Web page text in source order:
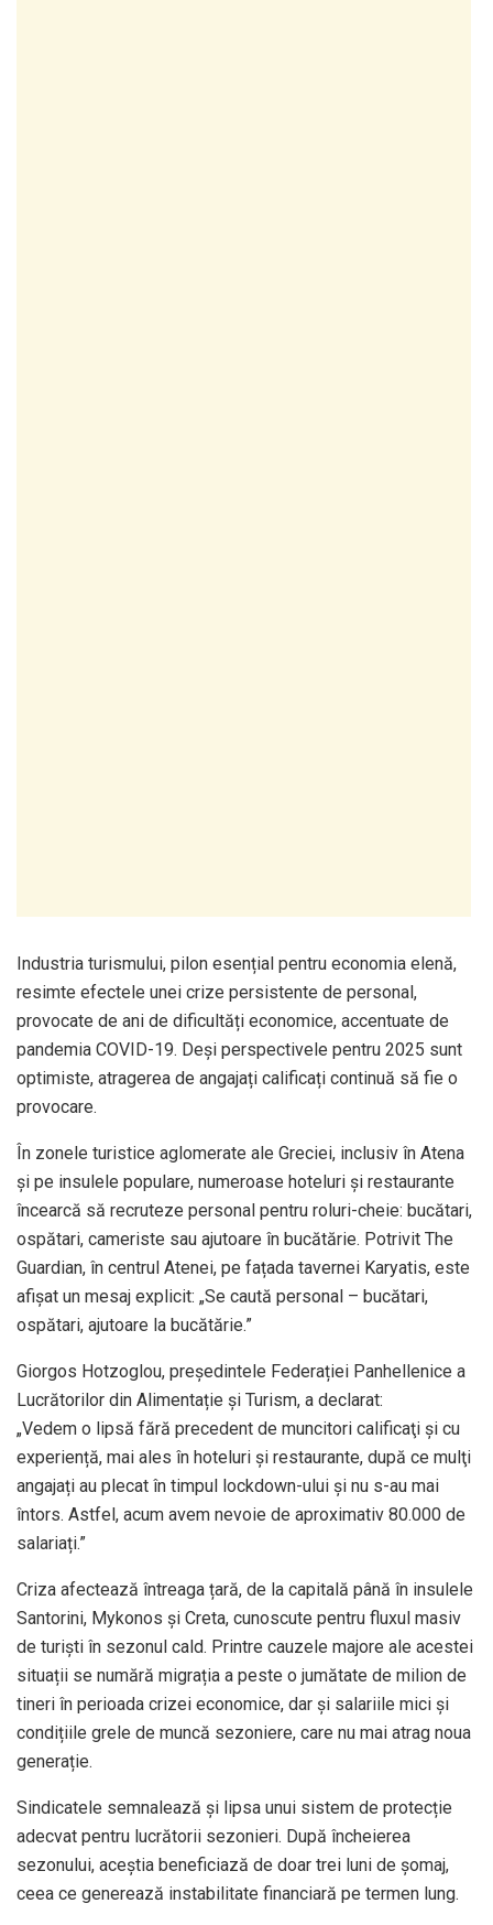
Industria turismului, pilon esențial pentru economia elenă,
resimte efectele unei crize persistente de personal,
provocate de ani de dificultăți economice, accentuate de
pandemia COVID-19. Deși perspectivele pentru 2025 sunt
optimiste, atragerea de angajați calificați continuă să fie o
provocare.
În zonele turistice aglomerate ale Greciei, inclusiv în Atena
și pe insulele populare, numeroase hoteluri și restaurante
încearcă să recruteze personal pentru roluri-cheie: bucătari,
ospătari, cameriste sau ajutoare în bucătărie. Potrivit The
Guardian, în centrul Atenei, pe fațada tavernei Karyatis, este
afișat un mesaj explicit: „Se caută personal – bucătari,
ospătari, ajutoare la bucătărie.”
Giorgos Hotzoglou, președintele Federației Panhellenice a
Lucrătorilor din Alimentație și Turism, a declarat:
„Vedem o lipsă fără precedent de muncitori calificaţi şi cu
experiență, mai ales în hoteluri şi restaurante, după ce mulţi
angajați au plecat în timpul lockdown-ului şi nu s-au mai
întors. Astfel, acum avem nevoie de aproximativ 80.000 de
salariați.”
Criza afectează întreaga țară, de la capitală până în insulele
Santorini, Mykonos și Creta, cunoscute pentru fluxul masiv
de turiști în sezonul cald. Printre cauzele majore ale acestei
situații se numără migrația a peste o jumătate de milion de
tineri în perioada crizei economice, dar și salariile mici și
condițiile grele de muncă sezoniere, care nu mai atrag noua
generație.
Sindicatele semnalează și lipsa unui sistem de protecție
adecvat pentru lucrătorii sezonieri. După încheierea
sezonului, aceștia beneficiază de doar trei luni de șomaj,
ceea ce generează instabilitate financiară pe termen lung.